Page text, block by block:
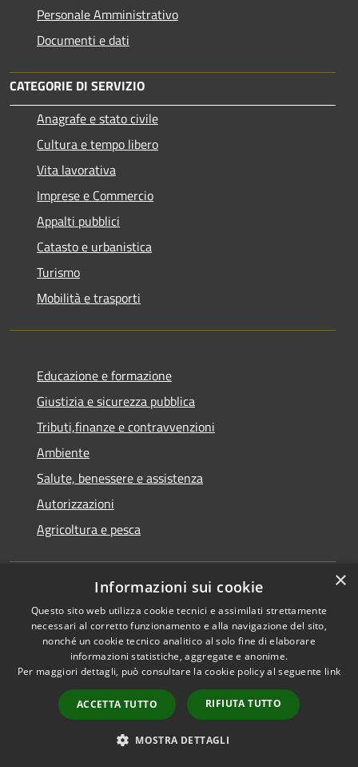
Personale Amministrativo
Documenti e dati
CATEGORIE DI SERVIZIO
Anagrafe e stato civile
Cultura e tempo libero
Vita lavorativa
Imprese e Commercio
Appalti pubblici
Catasto e urbanistica
Turismo
Mobilità e trasporti
Educazione e formazione
Giustizia e sicurezza pubblica
Tributi,finanze e contravvenzioni
Ambiente
Salute, benessere e assistenza
Autorizzazioni
Agricoltura e pesca
Notizie
Comunicati
VIVERE IL COMUNE
×
Informazioni sui cookie
Questo sito web utilizza cookie tecnici e assimilati strettamente
necessari al corretto funzionamento e alla navigazione del sito,
nonché un cookie tecnico analitico al solo fine di elaborare
informazioni statistiche, aggregate e anonime.
Per maggiori dettagli, può consultare la cookie policy al seguente link
ACCETTA TUTTO RIFIUTA TUTTO
MOSTRA DETTAGLI